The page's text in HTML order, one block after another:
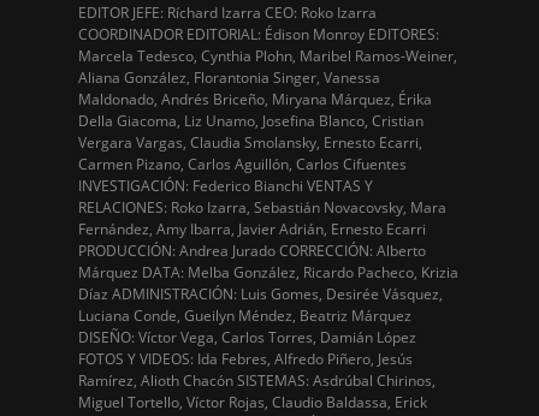
EDITOR JEFE: Ríchard Izarra CEO: Roko Izarra
COORDINADOR EDITORIAL: Édison Monroy EDITORES:
Marcela Tedesco, Cynthia Plohn, Maribel Ramos-Weiner,
Aliana González, Florantonia Singer, Vanessa
Maldonado, Andrés Briceño, Miryana Márquez, Érika
Della Giacoma, Liz Unamo, Josefina Blanco, Cristian
Vergara Vargas, Claudia Smolansky, Ernesto Ecarri,
Carmen Pizano, Carlos Aguillón, Carlos Cifuentes
INVESTIGACIÓN: Federico Bianchi VENTAS Y
RELACIONES: Roko Izarra, Sebastián Novacovsky, Mara
Fernández, Amy Ibarra, Javier Adrián, Ernesto Ecarri
PRODUCCIÓN: Andrea Jurado CORRECCIÓN: Alberto
Márquez DATA: Melba González, Ricardo Pacheco, Krizia
Díaz ADMINISTRACIÓN: Luis Gomes, Desirée Vásquez,
Luciana Conde, Gueilyn Méndez, Beatriz Márquez
DISEÑO: Víctor Vega, Carlos Torres, Damián López
FOTOS Y VIDEOS: Ida Febres, Alfredo Piñero, Jesús
Ramírez, Alioth Chacón SISTEMAS: Asdrúbal Chirinos,
Miguel Tortello, Víctor Rojas, Claudio Baldassa, Erick